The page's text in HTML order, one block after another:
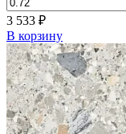
3 533 ₽
В корзину